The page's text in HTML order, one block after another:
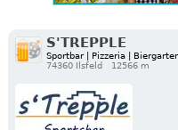
S'TREPPLE
Sportbar | Pizzeria |
74360 Ilsfeld
12566 m